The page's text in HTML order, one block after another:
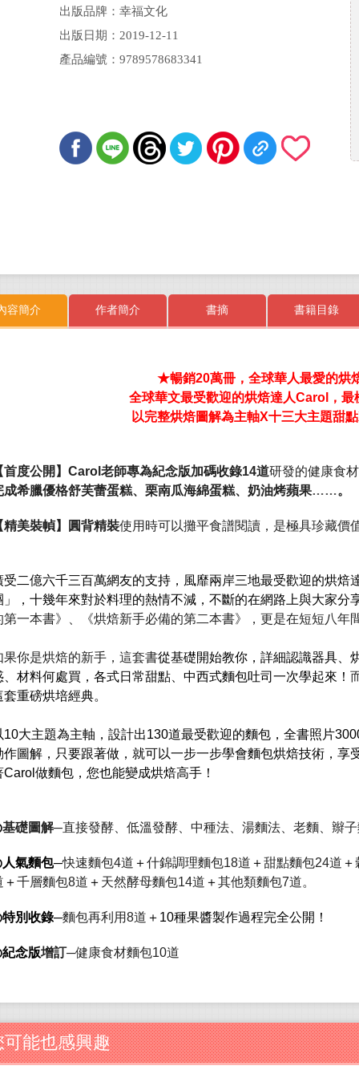
出版品牌：幸福文化
出版日期：2019-12-11
產品編號：9789578683341
容簡介 作者簡介 書摘 書籍目錄
★暢銷20萬冊，全球華人最愛的烘
全球華文最受歡迎的烘焙達人Carol ，最
以完整烘焙圖解為主軸X十三大主題甜點
首度公開】 Carol 老師專為紀念版加碼收錄14道研發的健康食
成希臘優格舒芙蕾蛋糕、栗南瓜海綿蛋糕、奶油烤蘋果……。
精美裝幀】圓背精裝使用時可以攤平食譜閱讀，是極具珍藏價
受二億六千三百萬網友的支持，風靡兩岸三地最受歡迎的烘焙
」，十幾年來對於料理的熱情不減，不斷的在網路上與大家分
第一本書》、《烘焙新手必備的第二本書》，更是在短短八年
果你是烘焙的新手，這套書從基礎開始教你，詳細認識器具、
、材料何處買，各式日常甜點、中西式麵包吐司一次學起來！
套重磅烘培經典。
10大主題為主軸，設計出130道最受歡迎的麵包，全書照片
作圖解，只要跟著做，就可以一步一步學會麵包烘焙技術，
Carol 做麵包，您也能變成烘焙高手！
基礎圖解─直接發酵、低溫發酵、中種法、湯麵法、老麵、辮
人氣麵包─快速麵包4道 ＋什錦調理麵包18道 ＋甜點麵包24道 ＋
＋千層麵包8道 ＋ 天然酵母麵包14道 ＋其他類麵包7道。
特別收錄─麵包再利用8道 ＋ 10種果醬製作過程完全公開！
紀念版增訂─健康食材麵包10道
可能也感興趣